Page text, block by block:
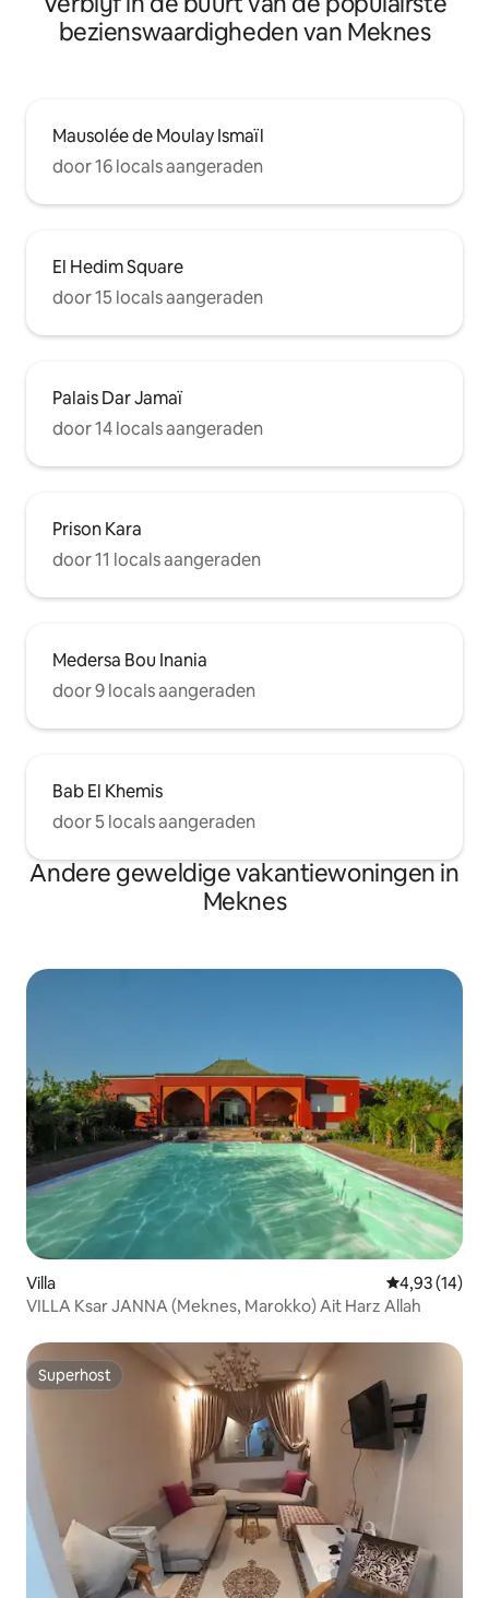
bezienswaardigheden van Meknes
Mausolée de Moulay Ismaïl
door 16 locals aangeraden
El Hedim Square
door 15 locals aangeraden
Palais Dar Jamaï
door 14 locals aangeraden
Prison Kara
door 11 locals aangeraden
Medersa Bou Inania
door 9 locals aangeraden
Bab El Khemis
door 5 locals aangeraden
Andere geweldige vakantiewoningen in
Meknes
Villa Gemiddelde
4,93 (14)
VILLA Ksar JANNA (Meknes, Marokko) Ait Harz Allah
Superhost
Superhost